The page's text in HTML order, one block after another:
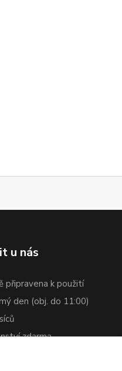
u nás
připravena k použití
den (obj. do 11:00)
zdarma